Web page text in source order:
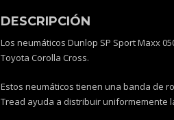
DESCRIPCIÓN
Los neumáticos Dunlop SP Sport Maxx
Toyota Corolla Cross.
Estos neumáticos tienen una banda de
Tread ayuda a distribuir uniformemente